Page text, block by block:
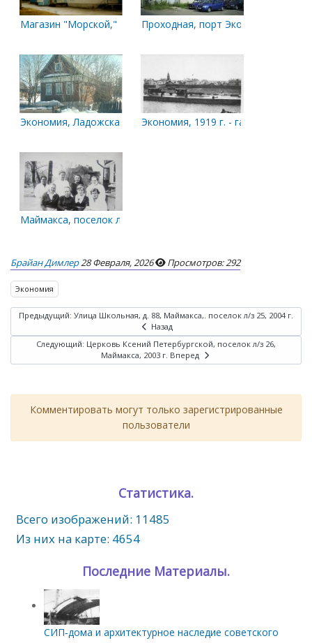
Магазин "Морской," Экономия, 2004 г.Проходная, порт Экономия, 2007 г.
Экономия, Ладожская улица, 2003 г.Экономия, 1919 г. - гавань и общий
Маймакса, поселок л/з 26, 1960-х гг.
Брайан Димлер28 Февраля, 2026 Просмотров: 292
Экономия
Предыдущий: Улица Школьная, д. 88, Маймакса,. поселок л/з 25, 2004 г.
Назад
Следующий: Церковь Ксений Петербургской, поселок л/з 26,
Маймакса, 2003 г. Вперед
Комментировать могут только зарегистрированные
пользователи
Статистика.
Всего изображений: 11485
Из них на карте: 4654
Последние Материалы.
СИП‑дома и архитектурное наследие советского